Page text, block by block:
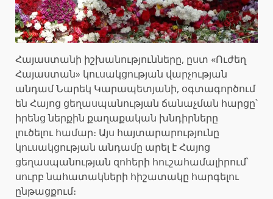
Հայաստանի իշխանությունները, ըստ «Ուժեղ
Հայաստան» կուսակցության վարչության
անդամ Նարեկ Կարապետյանի, օգտագործում
են Հայոց ցեղասպանության ճանաչման հարցը՝
իրենց ներքին քաղաքական խնդիրները
լուծելու համար։ Այս հայտարարությունը
կուսակցության անդամը արել է Հայոց
ցեղասպանության զոհերի հուշահամալիրում՝
սուրբ նահատակների հիշատակը հարգելու
ընթացքում։